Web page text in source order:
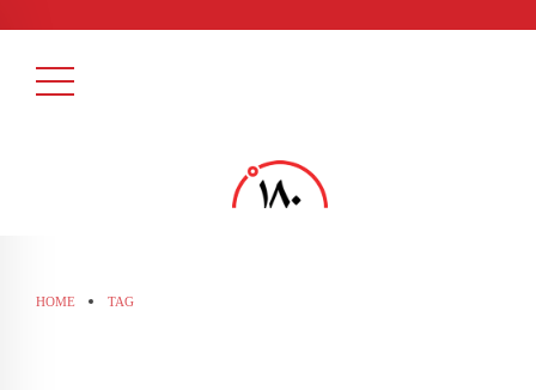
HOME TAG